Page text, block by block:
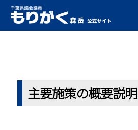
主要施策の概要説明